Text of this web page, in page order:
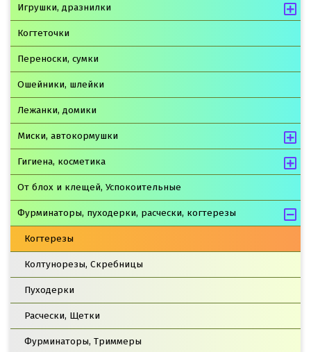
Игрушки, дразнилки
Когтеточки
Переноски, сумки
Ошейники, шлейки
Лежанки, домики
Миски, автокормушки
Гигиена, косметика
От блох и клещей, Успокоительные
Фурминаторы, пуходерки, расчески, когтерезы
Когтерезы
Колтунорезы, Скребницы
Пуходерки
Расчески, Щетки
Фурминаторы, Триммеры